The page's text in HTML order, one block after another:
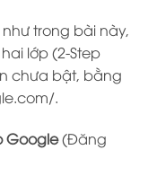
trong bài này,
lớp (2-Step
chưa bật, bằng
.
Google(Đăng